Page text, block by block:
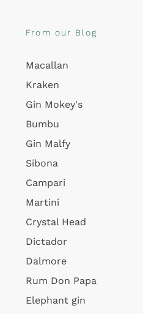
From our Blog
Macallan
Kraken
Gin Mokey's
Bumbu
Gin Malfy
Sibona
Campari
Martini
Crystal Head
Dictador
Dalmore
Rum Don Papa
Elephant gin